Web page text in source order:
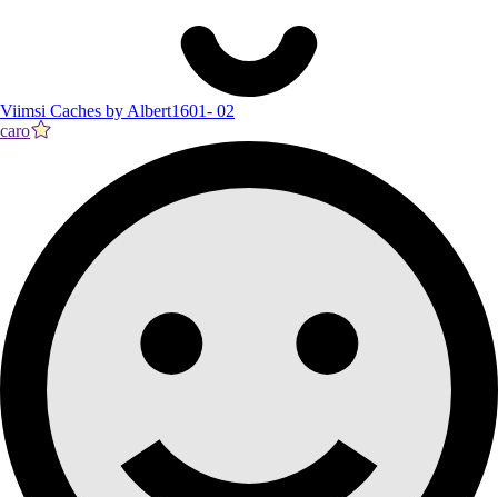
Viimsi Caches by Albert1601- 02
caro